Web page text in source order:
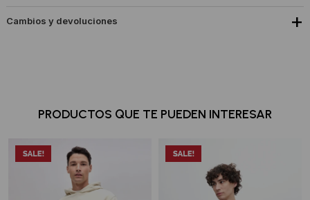
Cambios y devoluciones
PRODUCTOS QUE TE PUEDEN INTERESAR